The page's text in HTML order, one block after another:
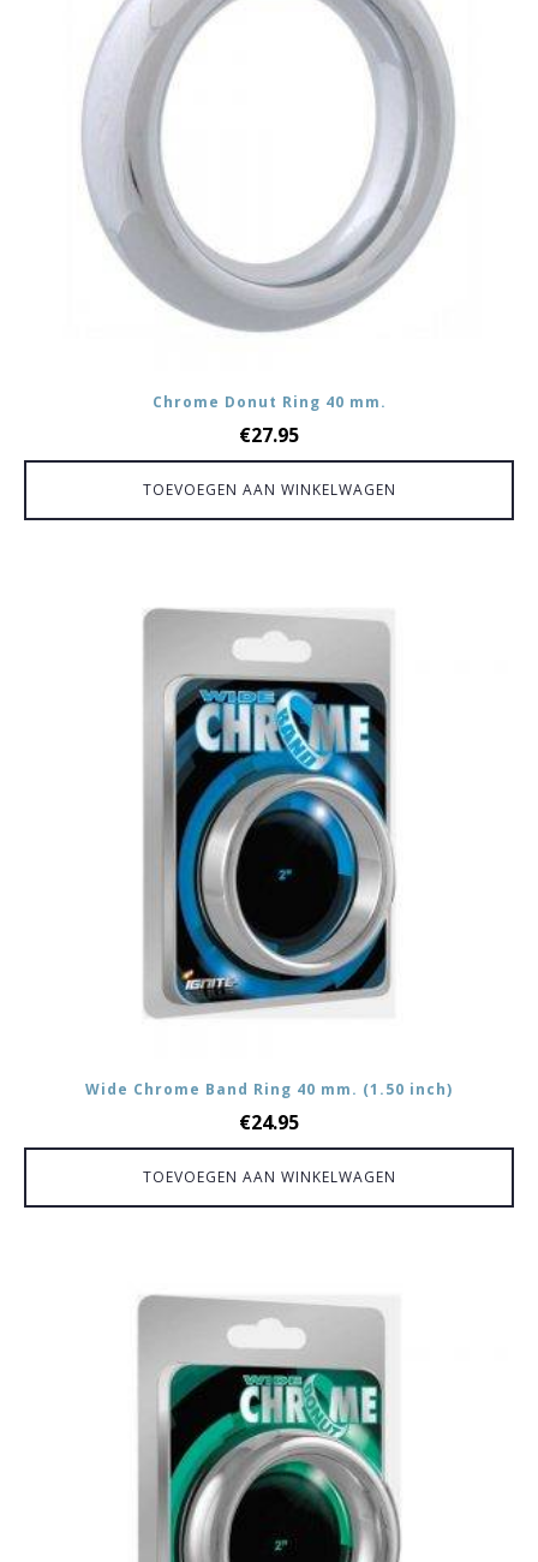
Chrome Donut Ring 40 mm.
€27.95
TOEVOEGEN AAN WINKELWAGEN
Wide Chrome Band Ring 40 mm. (1.50 inch)
€24.95
TOEVOEGEN AAN WINKELWAGEN